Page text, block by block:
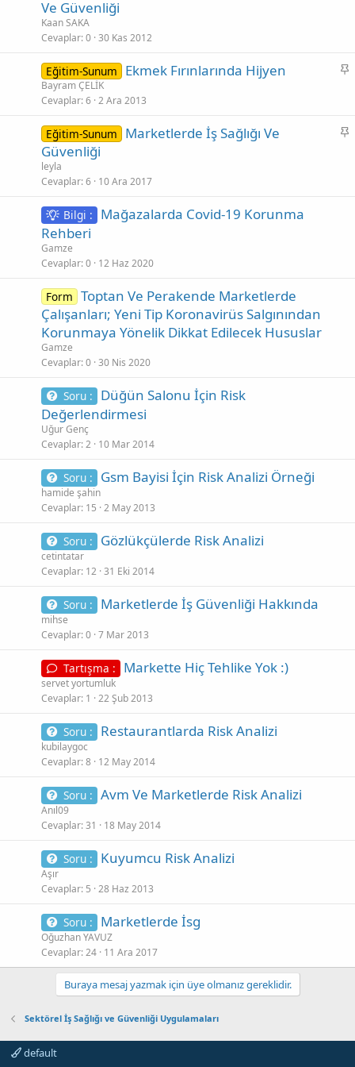
Ve Güvenliği
Kaan SAKA
Cevaplar 0 30 Kas 2012
S
t
Eğitim-Sunum Ekmek Fırınlarında Hijyen
Bayram ÇELİK
Cevaplar 6 2 Ara 2013
S
Eğitim-Sunum
Marketlerde İş Sağlığı Ve
Güvenliği
leyla
Cevaplar 6 10 Ara 2017
Bilgi :
Mağazalarda Covid-19 Korunma
Rehberi
Gamze
Cevaplar 0 12 Haz 2020
Form Toptan Ve Perakende Marketlerde
Çalışanları; Yeni Tip Koronavirüs Salgınından
Korunmaya Yönelik Dikkat Edilecek Hususlar
Gamze
Cevaplar 0 30 Nis 2020
Soru :
Düğün Salonu İçin Risk
Değerlendirmesi
Uğur Genç
Cevaplar 2 10 Mar 2014
Soru : Gsm Bayisi İçin Risk Analizi Örneği
hamide şahin
Cevaplar 15 2 May 2013
Soru : Gözlükçülerde Risk Analizi
cetintatar
Cevaplar 12 31 Eki 2014
Soru : Marketlerde İş Güvenliği Hakkında
mihse
Cevaplar 0 7 Mar 2013
Tartışma : Markette Hiç Tehlike Yok :)
servet yortumluk
Cevaplar 1 22 Şub 2013
Soru : Restaurantlarda Risk Analizi
kubilaygoc
Cevaplar 8 12 May 2014
Soru : Avm Ve Marketlerde Risk Analizi
Anıl09
Cevaplar 31 18 May 2014
Soru : Kuyumcu Risk Analizi
Aşır
Cevaplar 5 28 Haz 2013
Soru : Marketlerde İsg
Oğuzhan YAVUZ
Cevaplar 24 11 Ara 2017
Buraya mesaj yazmak için üye olmanız gereklidir.
Sektörel İş Sağlığı ve Güvenliği Uygulamaları
default